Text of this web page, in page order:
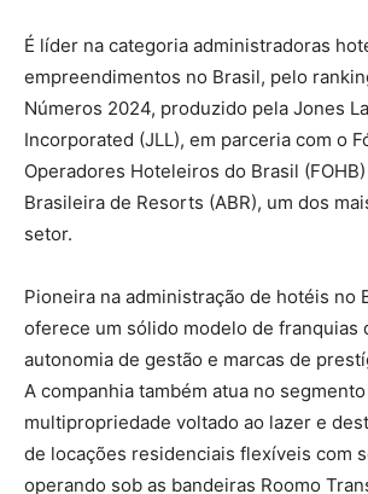
É líder na categoria administradoras
empreendimentos no Brasil, pelo
Números 2024, produzido pela Jones
Incorporated (JLL), em parceria com o
Operadores Hoteleiros do Brasil
Brasileira de Resorts (ABR), um dos
setor.
Pioneira na administração de hotéis no
oferece um sólido modelo de franquias
autonomia de gestão e marcas de
A companhia também atua no
multipropriedade voltado ao lazer e
de locações residenciais flexíveis com
operando sob as bandeiras Roomo